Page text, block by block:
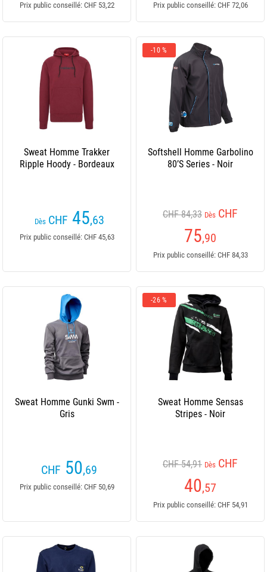
Prix public conseillé: CHF 53,22 Prix public conseillé: CHF 72,06
Sweat Homme Trakker
Ripple Hoody - Bordeaux
Dès CHF 45,63
Prix public conseillé: CHF 45,63
-10 %
Softshell Homme Garbolino
80’S Series - Noir
CHF 84,33 Dès CHF
75,90
Prix public conseillé: CHF 84,33
Sweat Homme Gunki Swm -
Gris
CHF 50,69
Prix public conseillé: CHF 50,69
-26 %
Sweat Homme Sensas
Stripes - Noir
CHF 54,91 Dès CHF
40,57
Prix public conseillé: CHF 54,91